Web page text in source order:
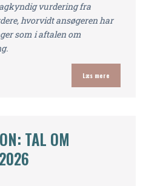
vurdering fra
hvorvidt ansøgeren har
som i aftalen om
Læs mere
TAL OM